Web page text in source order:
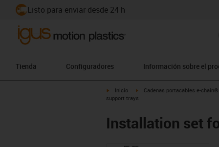
Listo para enviar desde 24 h
Tienda Configuradores Información sobre el
igus-icon-arrow-right
Inicio igus-icon-arrow-right
Cadenas portacables e-chain®
support trays
Installation set